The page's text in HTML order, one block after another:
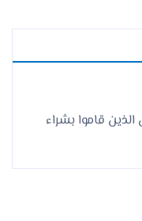
قاموا بشراء